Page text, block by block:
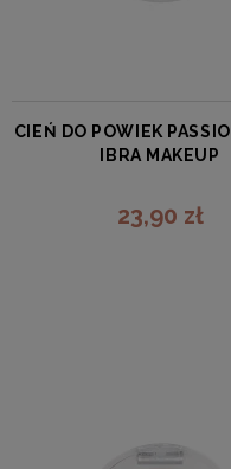
CIEŃ DO POWIEK
IBRA MAKEUP
IBRA
23,90 zł